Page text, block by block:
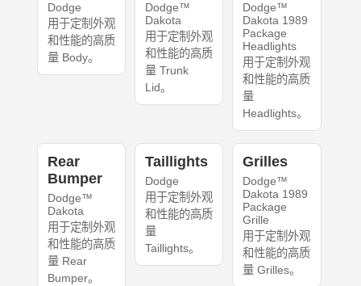
Dodge
用于定制外观
和性能的高质
量 Body。
Dodge™
Dakota
用于定制外观
和性能的高质
量 Trunk
Lid。
Dodge™
Dakota 1989
Package
Headlights
用于定制外观
和性能的高质
量
Headlights。
Rear
Bumper
Dodge™
Dakota
用于定制外观
和性能的高质
量 Rear
Bumper。
Taillights
Dodge
用于定制外观
和性能的高质
量
Taillights。
Grilles
Dodge™
Dakota 1989
Package
Grille
用于定制外观
和性能的高质
量 Grilles。